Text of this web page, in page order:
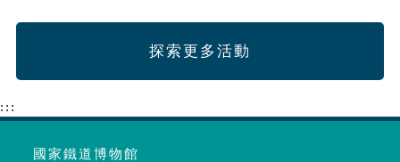
探索更多活動
:::
國家鐵道博物館